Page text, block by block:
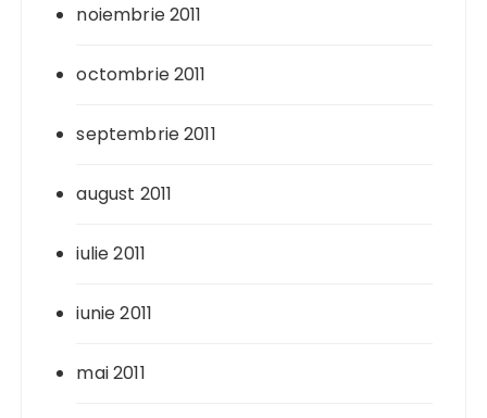
noiembrie 2011
octombrie 2011
septembrie 2011
august 2011
iulie 2011
iunie 2011
mai 2011